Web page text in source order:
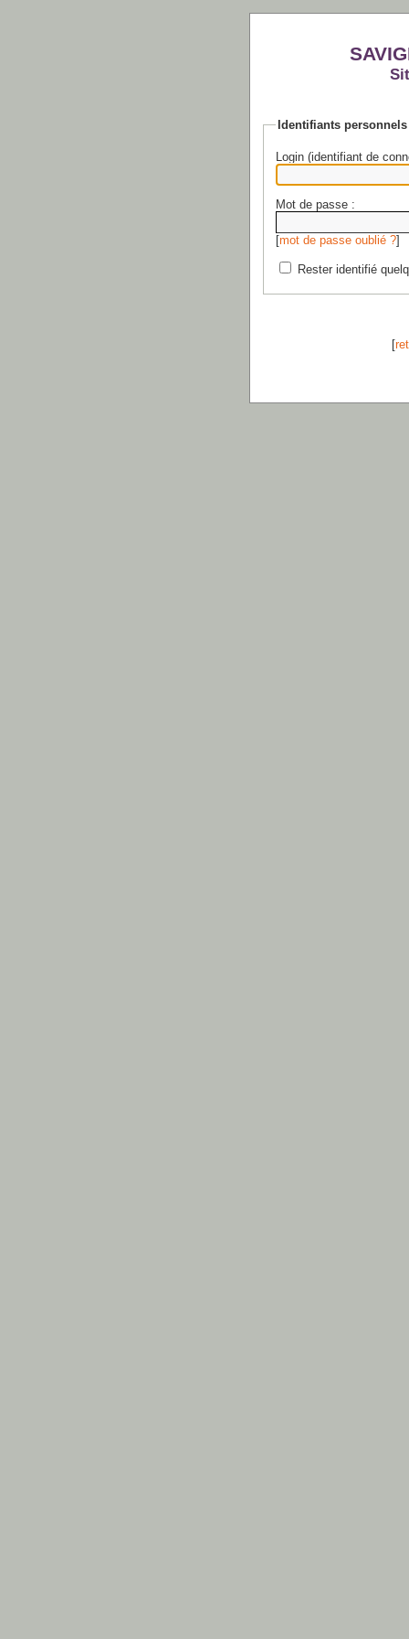
Identifiants personnels
Login (identifiant de
Mot de passe :
[mot de passe oublié ?]
Rester identifié
[